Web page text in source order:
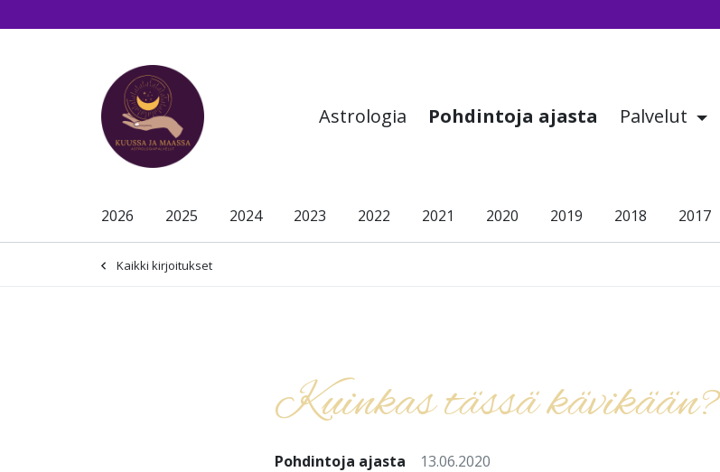
Astrologia Pohdintoja ajasta Palvelut
2026 2025 2024 2023 2022 2021 2020 2019 2018 2017
Kaikki kirjoitukset
Kuinkas tässä kävikään?
Pohdintoja ajasta 13.06.2020